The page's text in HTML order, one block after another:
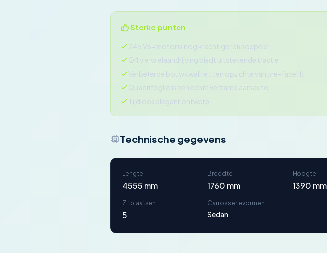
Sterke punten
24V V6-motor is nog krachtiger en soepeler
Q4 vierwielaandrijving biedt uitstekende tractie
Verbeterde bouwkwaliteit ten opzichte van pre-facelift
Quadrifoglio is een echte verzamelaarsauto
Tijdloos elegant ontwerp
Technische gegevens
Lengte
4555 mm
Breedte
1760 mm
Hoogte
1390 mm
Zitplaatsen
5
Carrosserievormen
Sedan